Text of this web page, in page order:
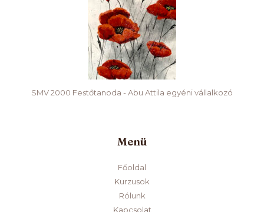
SMV 2000 Festőtanoda - Abu Attila egyéni vállalkozó
Menü
Főoldal
Kurzusok
Rólunk
Kapcsolat